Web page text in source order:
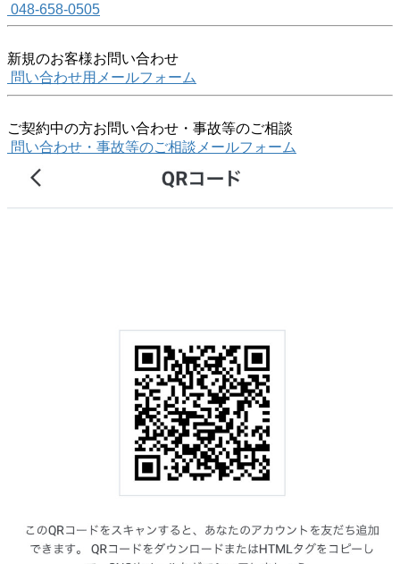
048-658-0505
新規のお客様お問い合わせ
問い合わせ用メールフォーム
ご契約中の方お問い合わせ・事故等のご相談
問い合わせ・事故等のご相談メールフォーム